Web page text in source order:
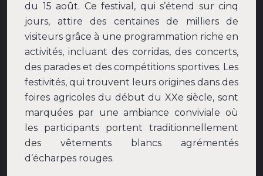
du 15 août. Ce festival, qui s’étend sur cinq
jours, attire des centaines de milliers de
visiteurs grâce à une programmation riche en
activités, incluant des corridas, des concerts,
des parades et des compétitions sportives. Les
festivités, qui trouvent leurs origines dans des
foires agricoles du début du XXe siècle, sont
marquées par une ambiance conviviale où
les participants portent traditionnellement
des vêtements blancs agrémentés
d’écharpes rouges.